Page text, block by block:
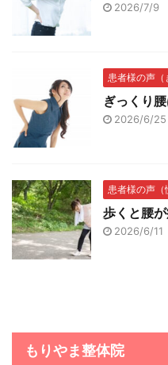
2026/7/9
患者様の声（
ぎっくり
2026/6/25
患者様の声（
歩くと腰
2026/6/11
もりやま整体院